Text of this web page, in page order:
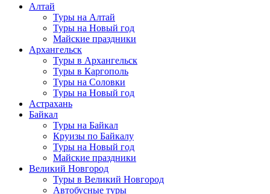
Алтай
Туры на Алтай
Туры на Новый год
Майские праздники
Архангельск
Туры в Архангельск
Туры в Каргополь
Туры на Соловки
Туры на Новый год
Астрахань
Байкал
Туры на Байкал
Круизы по Байкалу
Туры на Новый год
Майские праздники
Великий Новгород
Туры в Великий Новгород
Автобусные туры